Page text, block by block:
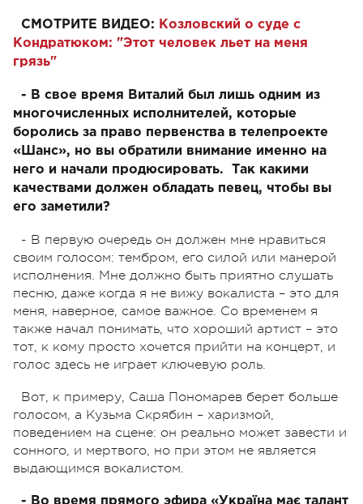
СМОТРИТЕ ВИДЕО: Козловский о суде с
Кондратюком: "Этот человек льет на меня
грязь"
- В свое время Виталий был лишь одним из
многочисленных исполнителей, которые
боролись за право первенства в телепроекте
«Шанс», но вы обратили внимание именно на
него и начали продюсировать. Так какими
качествами должен обладать певец, чтобы вы
его заметили?
- В первую очередь он должен мне нравиться
своим голосом: тембром, его силой или манерой
исполнения. Мне должно быть приятно слушать
песню, даже когда я не вижу вокалиста – это для
меня, наверное, самое важное. Со временем я
также начал понимать, что хороший артист – это
тот, к кому просто хочется прийти на концерт, и
голос здесь не играет ключевую роль.
Вот, к примеру, Саша Пономарев берет больше
голосом, а Кузьма Скрябин – харизмой,
поведением на сцене: он реально может завести и
сонного, и мертвого, но при этом не является
выдающимся вокалистом.
- Во время прямого эфира «Україна має талант